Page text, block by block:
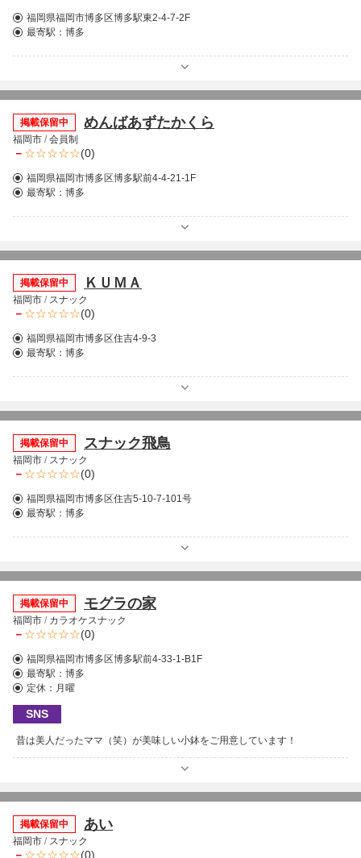
福岡県福岡市博多区博多駅東2-4-7-2F
最寄駅： 博多
掲載保留中 めんばあずたかくら
福岡市 /会員制
－ (0)
福岡県福岡市博多区博多駅前4-4-21-1F
最寄駅： 博多
掲載保留中 ＫＵＭＡ
福岡市 / スナック
－ (0)
福岡県福岡市博多区住吉4-9-3
最寄駅： 博多
掲載保留中 スナック飛鳥
福岡市 / スナック
－ (0)
福岡県福岡市博多区住吉5-10-7-101号
最寄駅： 博多
掲載保留中 モグラの家
福岡市 / カラオケスナック
－ (0)
福岡県福岡市博多区博多駅前4-33-1-B1F
最寄駅： 博多
定休：月曜
SNS
昔は美人だったママ（笑）が美味しい小鉢をご用意しています！
掲載保留中 あい
福岡市 / スナック
－ (0)